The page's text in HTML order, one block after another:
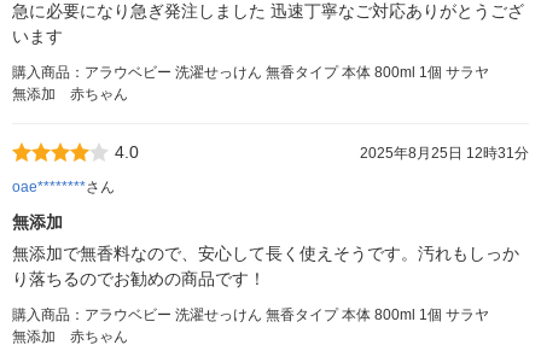
急に必要になり急ぎ発注しました 迅速丁寧なご対応ありがとうござ
います
購入商品：アラウベビー 洗濯せっけん 無香タイプ 本体 800ml 1個 サラヤ
無添加 赤ちゃん
4.0
2025年8月25日 12時31分
oae********さん
無添加
無添加で無香料なので、安心して長く使えそうです。汚れもしっか
り落ちるのでお勧めの商品です！
購入商品：アラウベビー 洗濯せっけん 無香タイプ 本体 800ml 1個 サラヤ
無添加 赤ちゃん